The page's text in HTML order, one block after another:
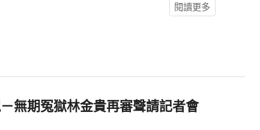
閱讀更多
無期冤獄林金貴再審聲請記者會